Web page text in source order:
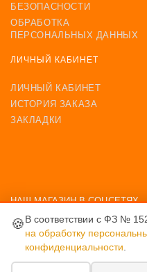
🍪 В соответствии с ФЗ №
на обработку
конфиденциальности.
БЕЗОПАСНОСТИ
ОБРАБОТКА
ПЕРСОНАЛЬНЫХ ДАННЫХ
ЛИЧНЫЙ КАБИНЕТ
ЛИЧНЫЙ КАБИНЕТ
ИСТОРИЯ ЗАКАЗА
ЗАКЛАДКИ
НАШ МАГАЗИН В СОЦСЕТЯХ
ВОЗМОЖНОСТЬ ОПЛАТЫ